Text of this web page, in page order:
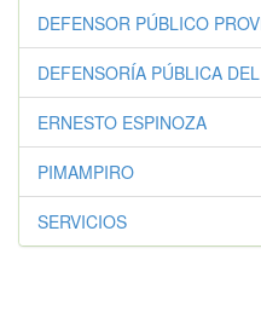
DEFENSOR PÚBLICO
DEFENSORÍA PÚBLICA
ERNESTO ESPINOZA
PIMAMPIRO
SERVICIOS